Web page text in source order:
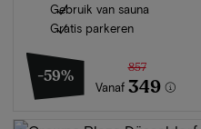
Gebruik van sauna
Gratis parkeren
-59%
Vanaf
857
349